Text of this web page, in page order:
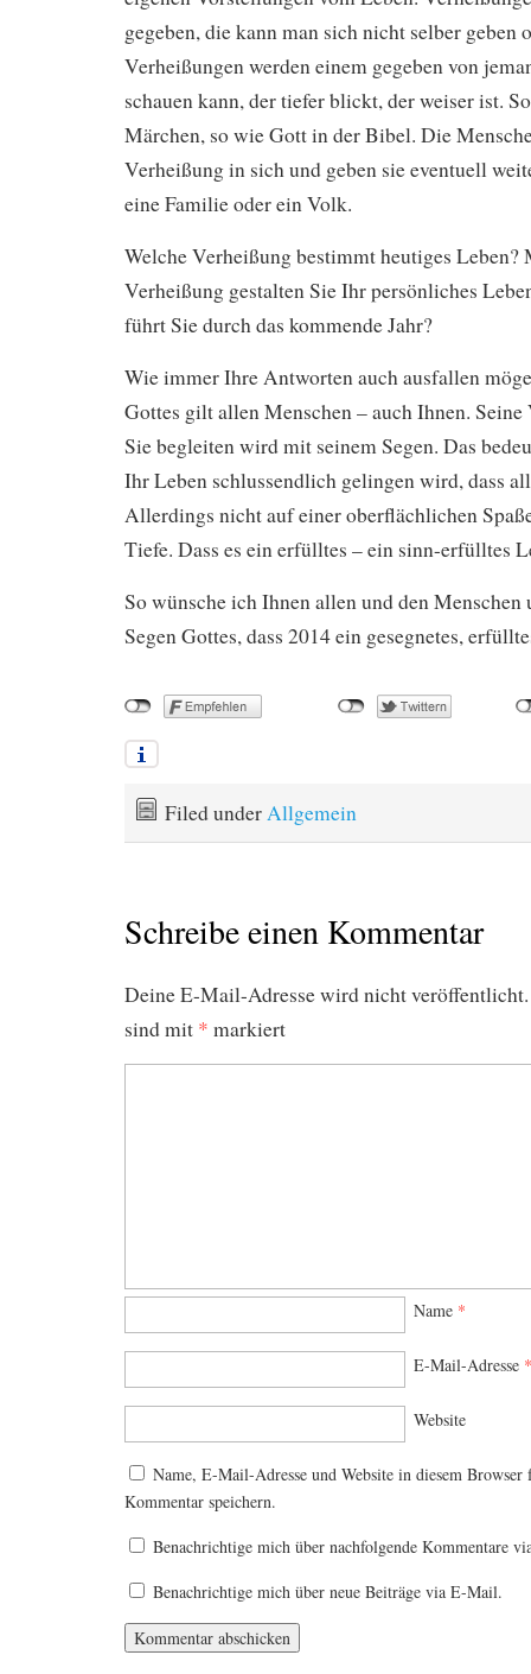
gegeben, die kann man sich nicht selber geben
Verheißungen werden einem gegeben von
schauen kann, der tiefer blickt, der weiser ist.
Märchen, so wie Gott in der Bibel. Die
Verheißung in sich und geben sie eventuell
eine Familie oder ein Volk.
Welche Verheißung bestimmt heutiges Leben?
Verheißung gestalten Sie Ihr persönliches
führt Sie durch das kommende Jahr?
Wie immer Ihre Antworten auch ausfallen
Gottes gilt allen Menschen – auch Ihnen. Seine
Sie begleiten wird mit seinem Segen. Das
Ihr Leben schlussendlich gelingen wird, dass
Allerdings nicht auf einer oberflächlichen
Tiefe. Dass es ein erfülltes – ein sinn-erfülltes
So wünsche ich Ihnen allen und den Menschen
Segen Gottes, dass 2014 ein gesegnetes,
Filed underAllgemein
Schreibe einen Kommentar
Deine E-Mail-Adresse wird nicht veröffentlicht.
sind mit * markiert
Name *
E-Mail-Adresse *
Website
Name, E-Mail-Adresse und Website in diesem Browser
Kommentar speichern.
Benachrichtige mich über nachfolgende Kommentare
Benachrichtige mich über neue Beiträge via E-Mail.